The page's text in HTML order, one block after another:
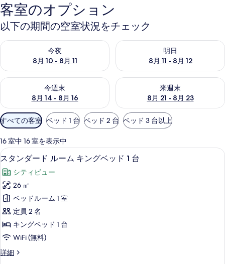
客室のオプション
以下の期間の空室状況をチェック
今夜
8月 10 - 8月 11
今夜 8月 10 - 8月 11 の空室状況をチェック
明日
8月 11 - 8月 12
明日 8月 11 - 8月 12 の空室状
今週末
8月 14 - 8月 16
今週末 8月 14 - 8月 16 の空室状況をチェック
来週末
8月 21 - 8月 23
来週末 8月 21 - 8月 23 の空室
利
用
可
能
な
客
室
の
絞
り
込
み
条
すべての客室 ベッド 1 台 ベッド 2 台 ベッド 3 台以上
16 室中 16 室を表示中
ス
タ
ン
ダ
ー
ド
ル
ム
セーフティボックス (室内)、デスク
5
スタンダード ルーム キングベッド 1 台
シティビュー
26 ㎡
ベッドルーム 1 室
定員 2 名
キングベッド 1 台
WiFi (無料)
詳細
ス